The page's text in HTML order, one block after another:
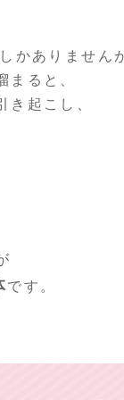
かありません
まると、
き起こし、
です。